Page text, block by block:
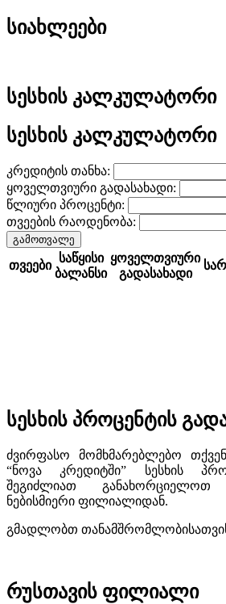
სიახლეები
სესხის კალკულატორი
სესხის კალკულატორი
კრედიტის თანხა:
ყოველთვიური გადასახადი:
წლიური პროცენტი:
თვეების რაოდენობა:
თვეები
საწყისი
ბალანსი
ყოველთვიური
გადასახადი
სესხის პროცენტის
ძვირფასო მომხმარებლებო
“ნოვა კრედიტში” სესხის
შეგიძლიათ განახორციელოთ
ნებისმიერი ფილიალიდან.
გმადლობთ
რუსთავის ფილიალი